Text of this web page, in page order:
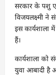
सरकार के पशु
विजयलक्ष्मी ने
इस कार्यशाला
हैं।
कार्यशाला को
युवा आबादी है